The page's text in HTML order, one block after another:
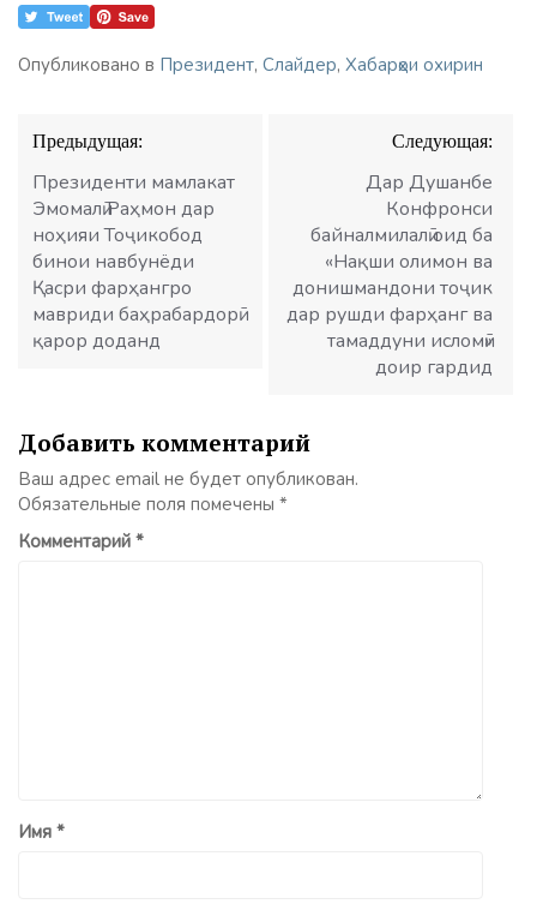
Опубликовано в Президент, Слайдер, Хабарҳои охирин
Навигация
по
записям
Предыдущая:
Президенти мамлакат
Эмомалӣ Раҳмон дар
ноҳияи Тоҷикобод
бинои навбунёди
Қасри фарҳангро
мавриди баҳрабардорӣ
қарор доданд
Следующая:
Дар Душанбе
Конфронси
байналмилалӣ оид ба
«Нақши олимон ва
донишмандони тоҷик
дар рушди фарҳанг ва
тамаддуни исломӣ»
доир гардид
Добавить комментарий
Ваш адрес email не будет опубликован.
Обязательные поля помечены *
Комментарий *
Имя *